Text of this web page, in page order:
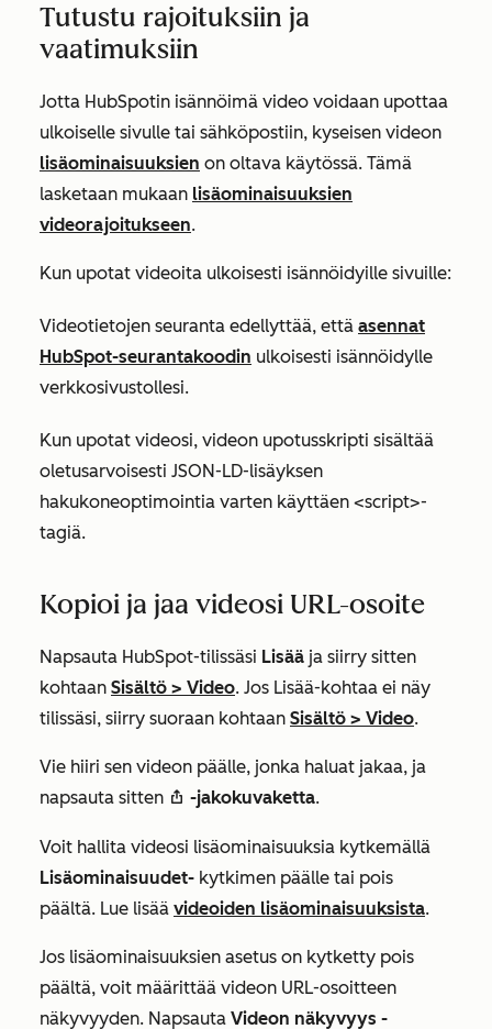
Tutustu rajoituksiin ja
vaatimuksiin
Jotta HubSpotin isännöimä video voidaan upottaa
ulkoiselle sivulle tai sähköpostiin, kyseisen videon
lisäominaisuuksien on oltava käytössä. Tämä
lasketaan mukaan lisäominaisuuksien
videorajoitukseen.
Kun upotat videoita ulkoisesti isännöidyille sivuille:
Videotietojen seuranta edellyttää, että asennat
HubSpot-seurantakoodin ulkoisesti isännöidylle
verkkosivustollesi.
Kun upotat videosi, videon upotusskripti sisältää
oletusarvoisesti JSON-LD-lisäyksen
hakukoneoptimointia varten käyttäen <script>-
tagiä.
Kopioi ja jaa videosi URL-osoite
Napsauta HubSpot-tilissäsi Lisää ja siirry sitten
kohtaan Sisältö > Video. Jos Lisää-kohtaa ei näy
tilissäsi, siirry suoraan kohtaan Sisältö > Video.​
Vie hiiri sen videon päälle, jonka haluat jakaa, ja
napsauta sitten shareIcon -jakokuvaketta.
Voit hallita videosi lisäominaisuuksia kytkemällä
Lisäominaisuudet- kytkimen päälle tai pois
päältä. Lue lisää videoiden lisäominaisuuksista.
Jos lisäominaisuuksien asetus on kytketty pois
päältä, voit määrittää videon URL-osoitteen
näkyvyyden. Napsauta Videon näkyvyys -